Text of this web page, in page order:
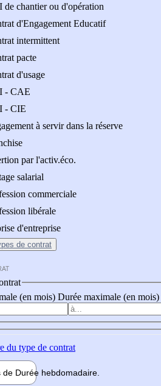
de chantier ou d'opération
d'Engagement Educatif
intermittent
pacte
d'usage
- CAE
- CIE
à servir dans la réserve
par l'activ.éco.
salarial
commerciale
libérale
d'entreprise
de contrat
(en mois) Durée maximale (en mois)
du type de contrat
de Durée hebdomadaire